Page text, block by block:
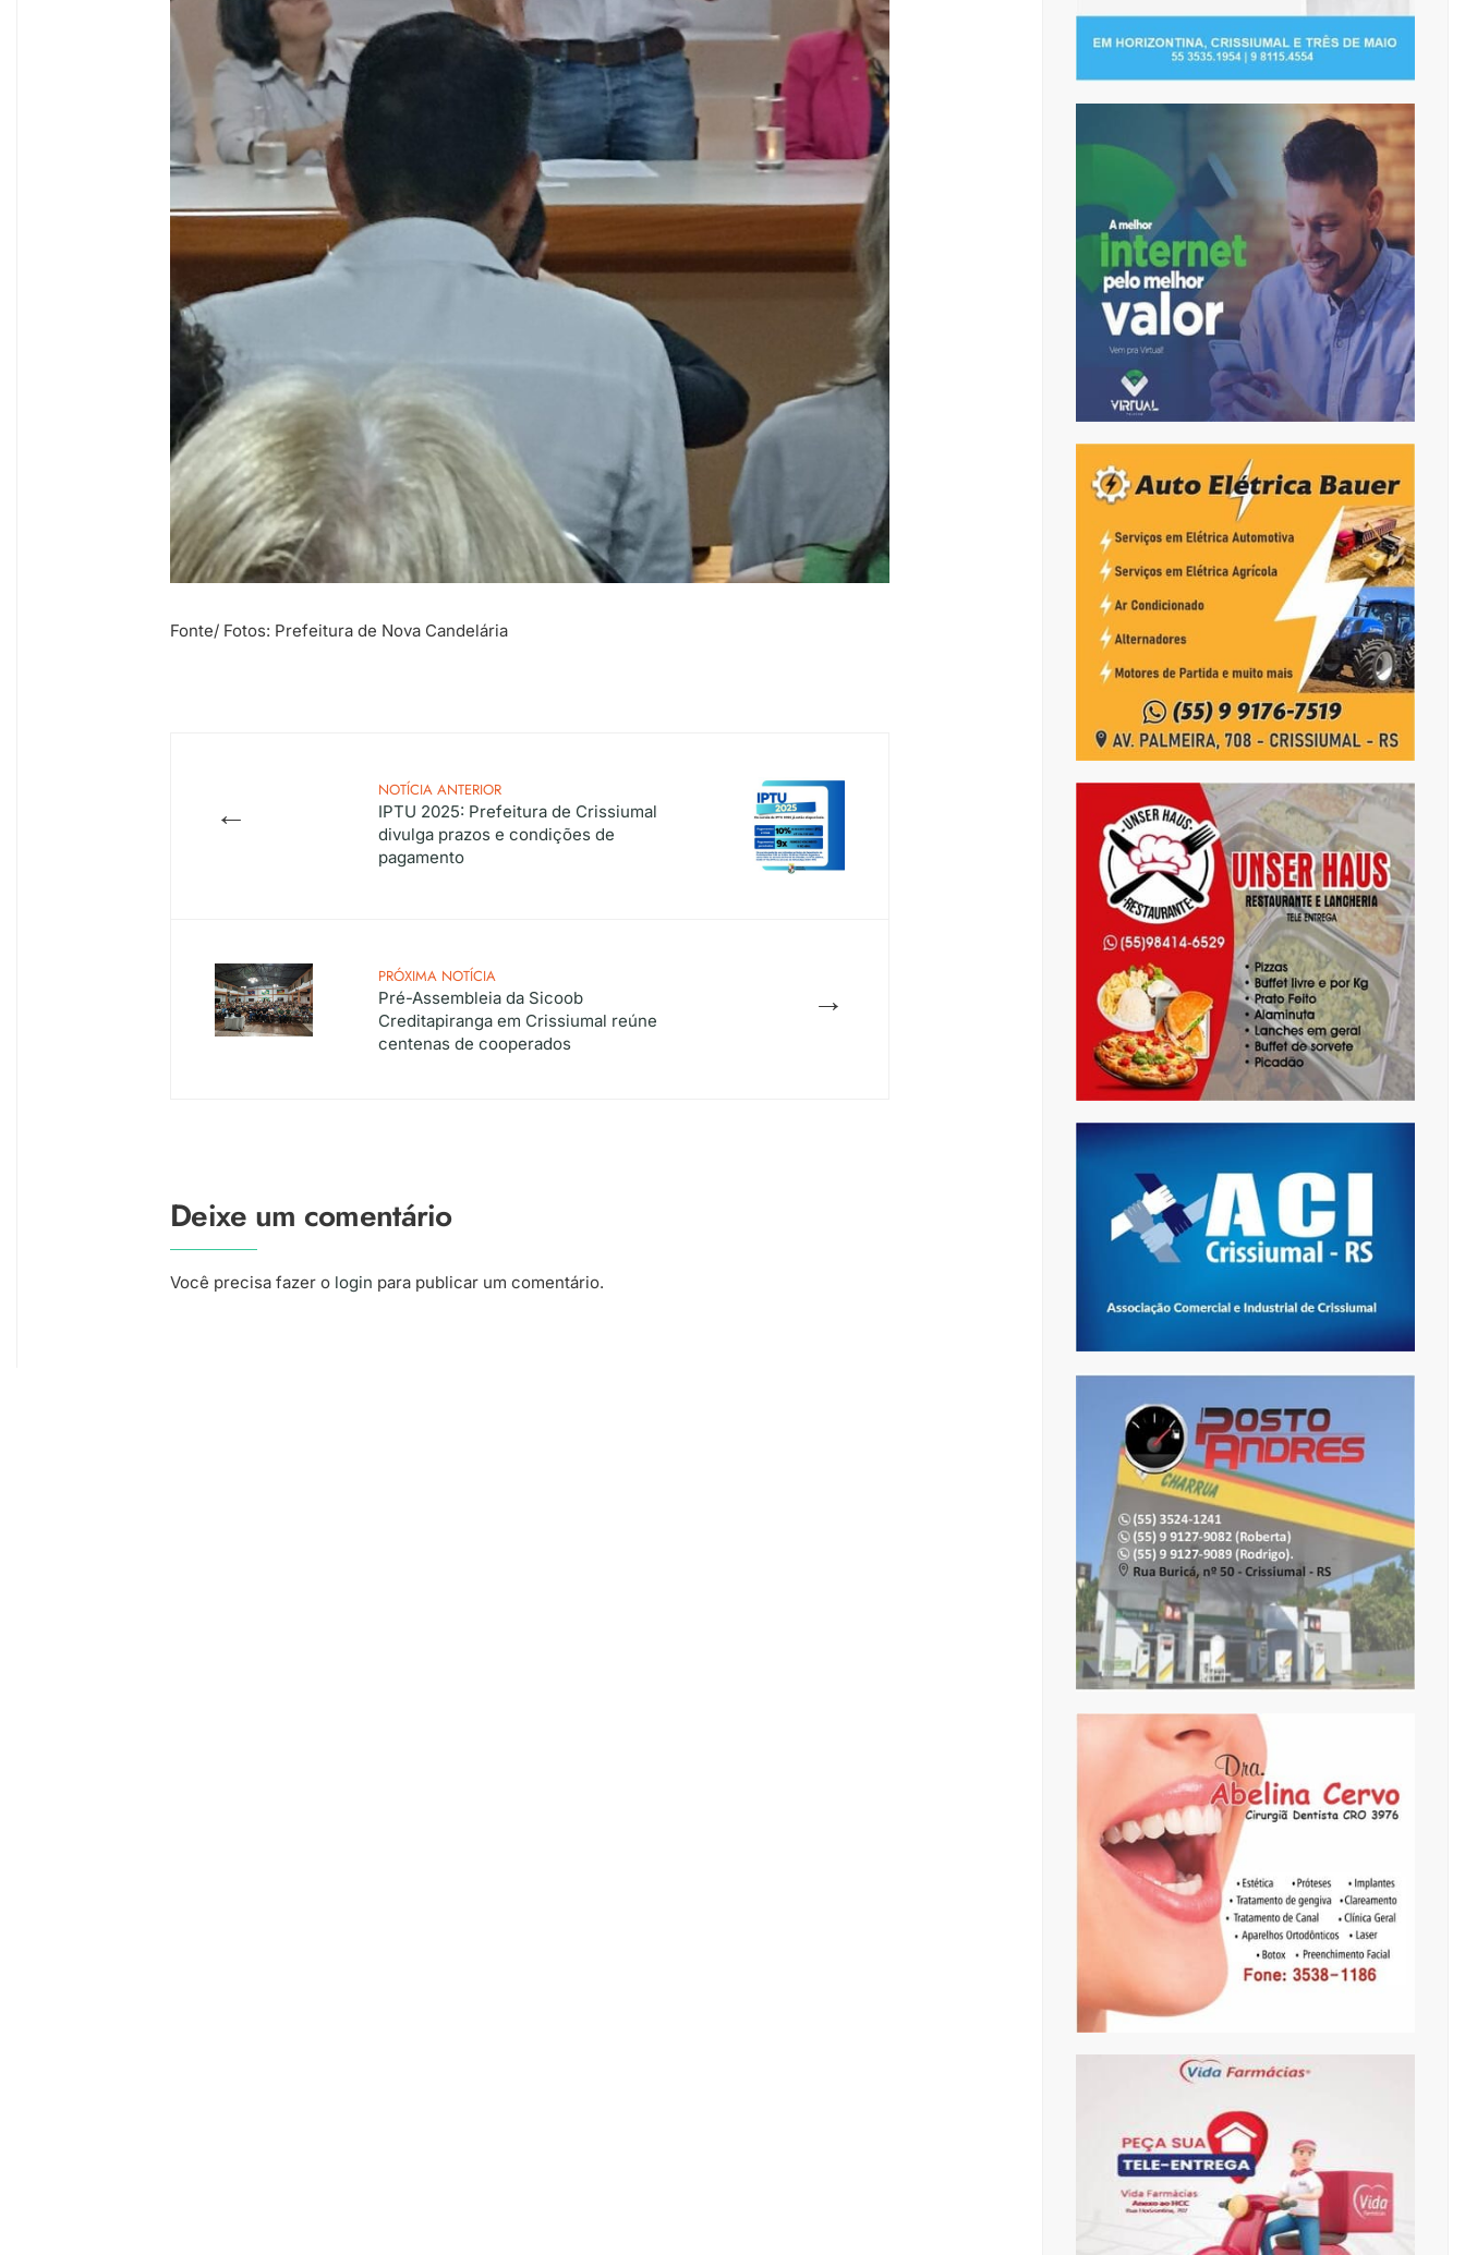
Fonte/ Fotos: Prefeitura de Nova Candelária
←
NOTÍCIA ANTERIOR
IPTU 2025: Prefeitura de Crissiumal
divulga prazos e condições de
pagamento
→
PRÓXIMA NOTÍCIA
Pré-Assembleia da Sicoob
Creditapiranga em Crissiumal reúne
centenas de cooperados
Deixe um comentário
Você precisa fazer o login para publicar um comentário.